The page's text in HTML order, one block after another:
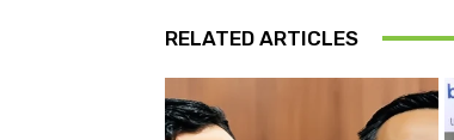
RELATED ARTICLES